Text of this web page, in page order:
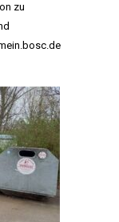
zu